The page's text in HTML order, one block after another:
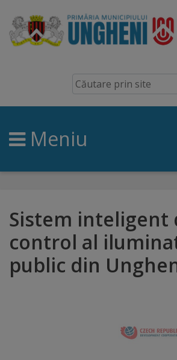
Ungheni
Prezentare
generală
Simbolurile
brand
Orașe
înfrățite
Meniu
Sistem inteligent
control al
public din